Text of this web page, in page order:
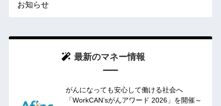
お知らせ
最新のマネー情報
がんになっても安心して働ける社会へ
「WorkCAN’sがんアワード 2026」を開催～